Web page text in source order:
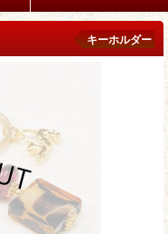
キーホルダー